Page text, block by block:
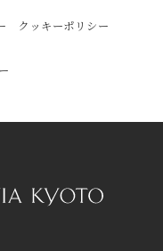
クッキーポリシー